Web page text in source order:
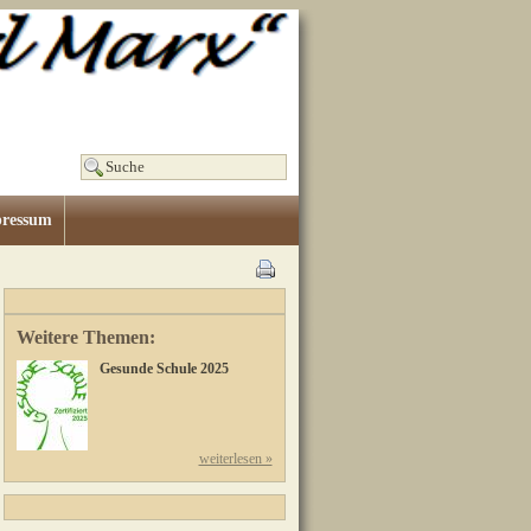
Weitere Themen:
Gesunde Schule 2025
weiterlesen »